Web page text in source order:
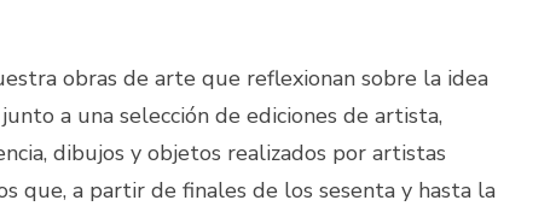
obras de arte que reflexionan sobre la idea
a una selección de ediciones de artista,
dibujos y objetos realizados por artistas
que, a partir de finales de los sesenta y hasta la